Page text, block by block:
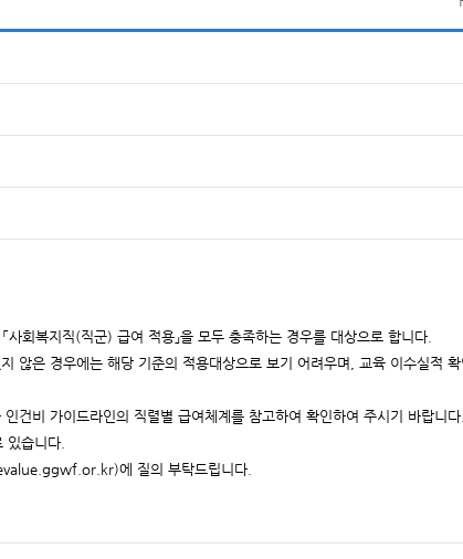
사회복지직(직군) 급여 적용」을 모두 충족하는 경우를 대상으로 합니다.
않은 경우에는 해당 기준의 적용대상으로 보기 어려우며, 교육 이수실적 확
건비 가이드라인의 직렬별 급여체계를 참고하여 확인하여 주시기 바랍니다.
있습니다.
에 질의 부탁드립니다.